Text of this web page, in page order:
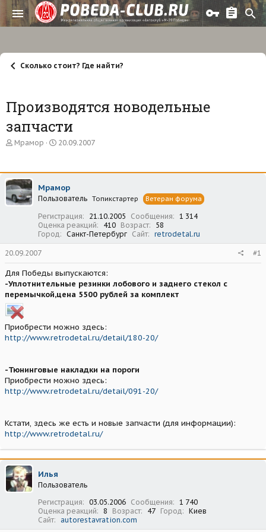
Сколько стоит? Где найти?
Производятся новодельные
запчасти
А
о
р
т
е
Мрамор
Д
а
а
ч
л
а
20.09.2007
Мрамор
Пользователь Топикстартер Ветеран форума
Регистрация 21.10.2005 Сообщения
1 314
Оценка реакций
410 Возраст
58
Город
Санкт-Петербург Сайт retrodetal.ru
20.09.2007 #1
Для Победы выпускаются:
-Уплотнительные резинки лобового и заднего стекол с
перемычкой,цена 5500 рублей за комплект
Приобрести можно здесь:
http://www.retrodetal.ru/detail/180-20/
-Тюнинговые накладки на пороги
Приобрести можно здесь:
http://www.retrodetal.ru/detail/091-20/
Кстати, здесь же есть и новые запчасти (для информации):
http://www.retrodetal.ru/
Илья
Пользователь
Регистрация
03.05.2006 Сообщения
1 740
Оценка реакций
8 Возраст 47 Город
Киев
Сайт
autorestavration.com